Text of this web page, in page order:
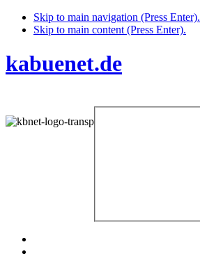
Skip to main navigation (Press Enter).
Skip to main content (Press Enter).
kabuenet.de